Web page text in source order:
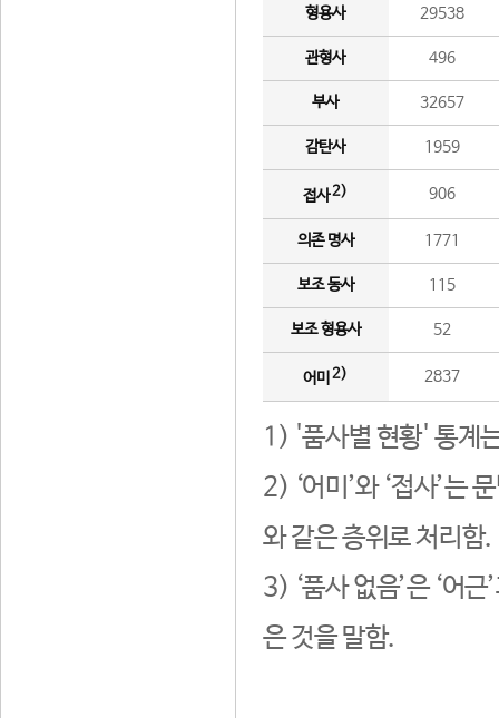
형용사 29538
관형사 496
부사 32657
감탄사 1959
접사2) 906
의존 명사 1771
보조 동사 115
보조 형용사 52
어미 2) 2837
1) '품사별 현황' 통계
2) ‘어미’와 ‘접사’는
와 같은 층위로 처리함.
3) ‘품사 없음’은 ‘어
은 것을 말함.